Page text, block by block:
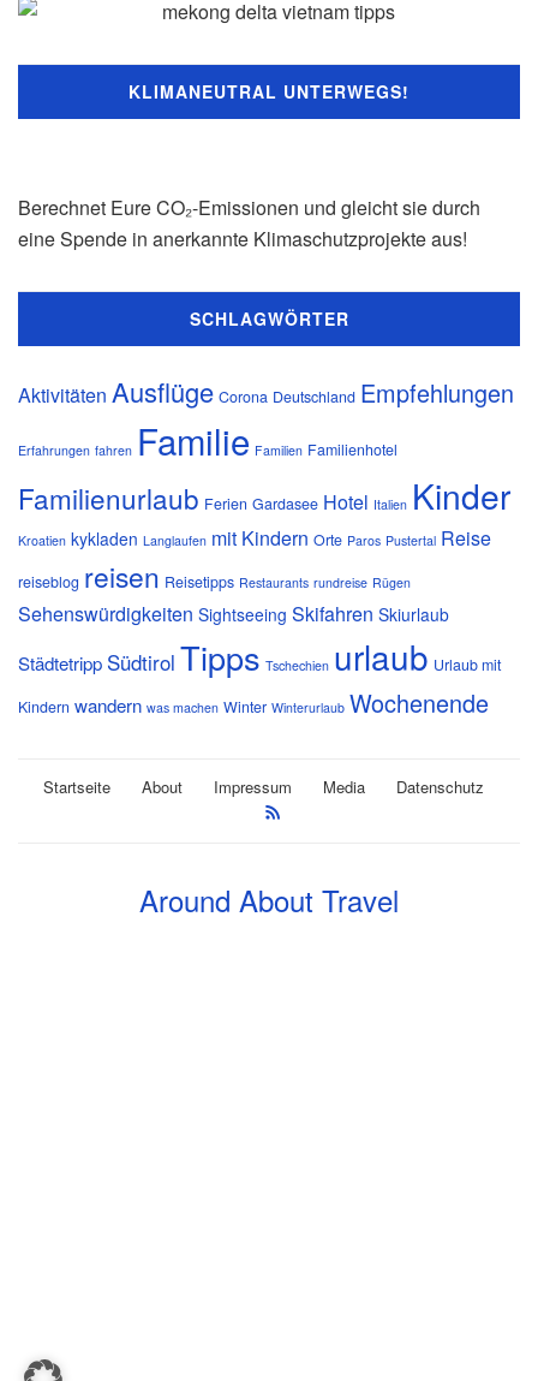
KLIMANEUTRAL UNTERWEGS!
Berechnet Eure CO₂-Emissionen und gleicht sie durch
eine Spende in anerkannte Klimaschutzprojekte aus!
SCHLAGWÖRTER
Aktivitäten Ausflüge Corona Deutschland Empfehlungen
Erfahrungen fahren Familie Familien Familienhotel
Familienurlaub Ferien Gardasee Hotel Italien Kinder
Kroatien kykladen Langlaufen mit Kindern Orte Paros Pustertal Reise
reiseblog reisen Reisetipps Restaurants rundreise Rügen
Sehenswürdigkeiten Sightseeing Skifahren Skiurlaub
Städtetripp Südtirol Tipps Tschechien urlaub Urlaub mit
Kindern wandern was machen Winter Winterurlaub Wochenende
Startseite About Impressum Media Datenschutz
Around About Travel